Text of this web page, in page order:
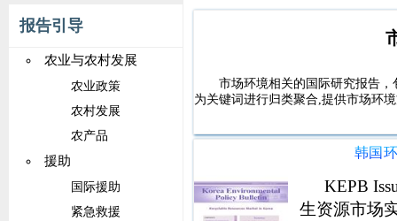
报告引导
农业与农村发展
农业政策
农村发展
农产品
援助
国际援助
紧急救援
市场环境相关的国际研究报告
为关键词进行归类聚合,提供市场环
韩国
KEPB
生资源市场